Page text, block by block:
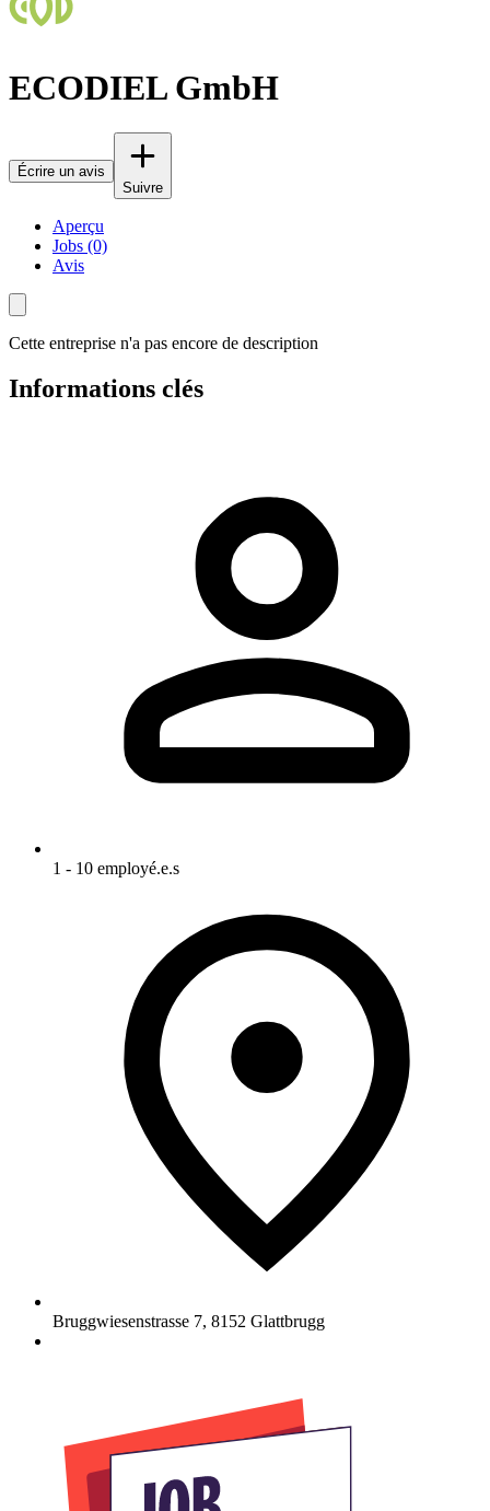
ECODIEL GmbH
Écrire un avis
Suivre
Aperçu
Jobs (0)
Avis
Cette entreprise n'a pas encore de description
Informations clés
1 - 10 employé.e.s
Bruggwiesenstrasse 7, 8152 Glattbrugg